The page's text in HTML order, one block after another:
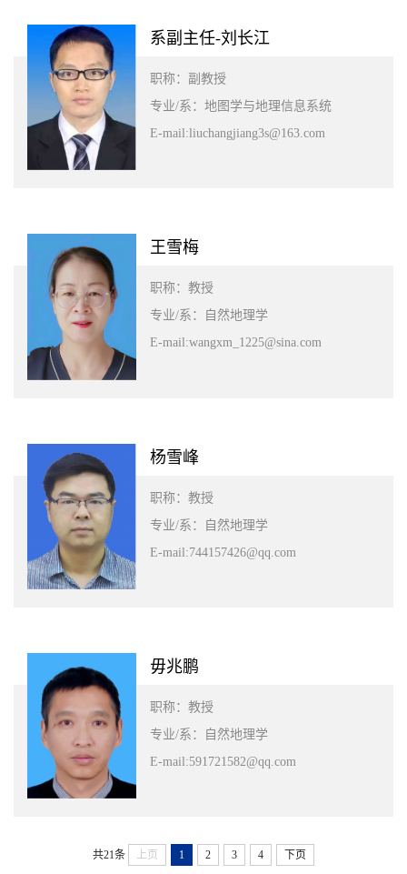
系副主任-刘长江
职称：副教授
专业/系：地图学与地理信息系统
E-mail:liuchangjiang3s@163.com
王雪梅
职称：教授
专业/系：自然地理学
E-mail:wangxm_1225@sina.com
杨雪峰
职称：教授
专业/系：自然地理学
E-mail:744157426@qq.com
毋兆鹏
职称：教授
专业/系：自然地理学
E-mail:591721582@qq.com
共21条 上页 1 2 3 4 下页